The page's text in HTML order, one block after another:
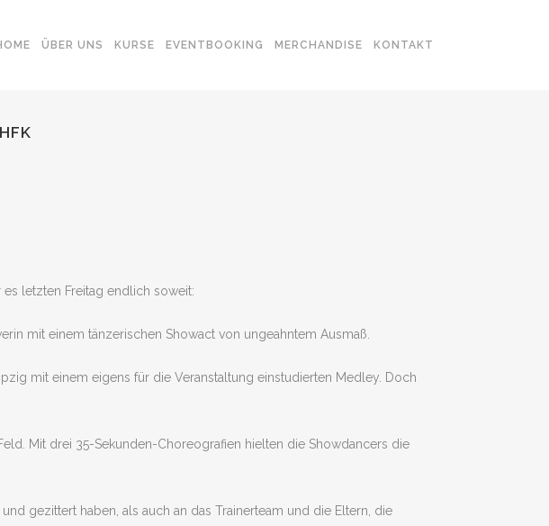
ÜBER UNS KURSE EVENTBOOKING MERCHANDISE KONTAKT
letzten Freitag endlich soweit:
mit einem tänzerischen Showact von ungeahntem Ausmaß.
mit einem eigens für die Veranstaltung einstudierten Medley. Doch
Mit drei 35-Sekunden-Choreografien hielten die Showdancers die
gezittert haben, als auch an das Trainerteam und die Eltern, die